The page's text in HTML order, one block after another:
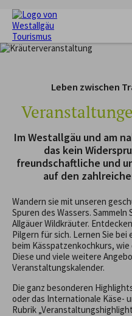
WANDERN
FERIENORTE
UNTERKÜNFTE
VERANSTALTUNGEN
SERVICE
Leben zwischen
Im Westallgäu und am
das kein
freundschaftliche und
auf den
Wandern sie mit unseren
Spuren des Wassers.
Allgäuer Wildkräuter.
Pilgern für sich. Lernen Sie
beim Kässpatzenkochkurs,
Diese und viele weitere
Veranstaltungskalender.
Die ganz besonderen
oder das Internationale Käse-
Rubrik